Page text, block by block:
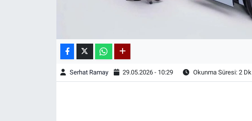
Serhat Ramay 29.05.2026 - 10:29 Okunma Süresi: 2 Dk